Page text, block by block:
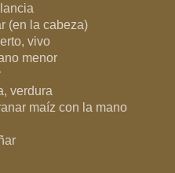
(en la cabeza)
vivo
menor
verdura
maíz con la mano